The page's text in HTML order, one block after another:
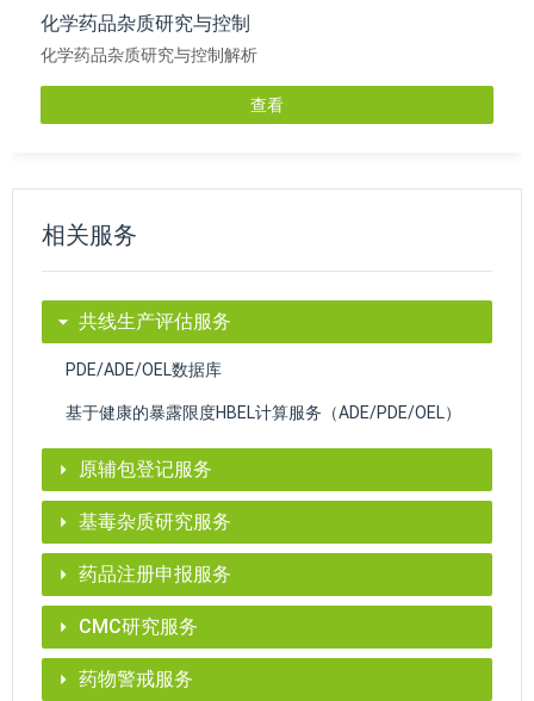
化学药品杂质研究与控制
化学药品杂质研究与控制解析
查看
相关服务
共线生产评估服务
PDE/ADE/OEL数据库
基于健康的暴露限度HBEL计算服务（ADE/PDE/OEL）
原辅包登记服务
基毒杂质研究服务
药品注册申报服务
CMC研究服务
药物警戒服务